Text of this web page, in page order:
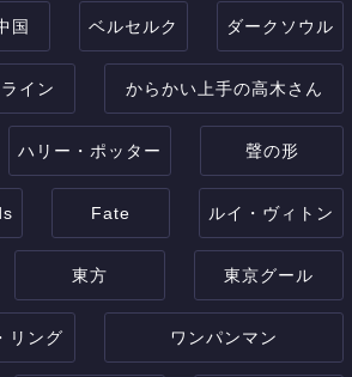
国 ベルセルク ダークソウル
イン からかい上手の高木さん
ハリー・ポッター 聲の形
Fate ルイ・ヴィトン
東方 東京グール
リング ワンパンマン